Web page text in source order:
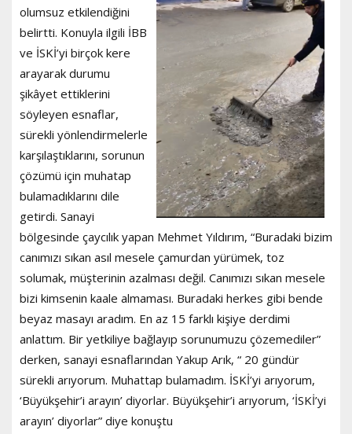
olumsuz etkilendiğini
belirtti. Konuyla ilgili İBB
ve İSKİ’yi birçok kere
arayarak durumu
şikâyet ettiklerini
söyleyen esnaflar,
sürekli yönlendirmelerle
karşılaştıklarını, sorunun
çözümü için muhatap
bulamadıklarını dile
getirdi. Sanayi
bölgesinde çaycılık yapan Mehmet Yıldırım, “Buradaki bizim
canımızı sıkan asıl mesele çamurdan yürümek, toz
solumak, müşterinin azalması değil. Canımızı sıkan mesele
bizi kimsenin kaale almaması. Buradaki herkes gibi bende
beyaz masayı aradım. En az 15 farklı kişiye derdimi
anlattım. Bir yetkiliye bağlayıp sorunumuzu çözemediler”
derken, sanayi esnaflarından Yakup Arık, “ 20 gündür
sürekli arıyorum. Muhattap bulamadım. İSKİ’yi arıyorum,
‘Büyükşehir’i arayın’ diyorlar. Büyükşehir’i arıyorum, ‘İSKİ’yi
arayın’ diyorlar” diye konuştu